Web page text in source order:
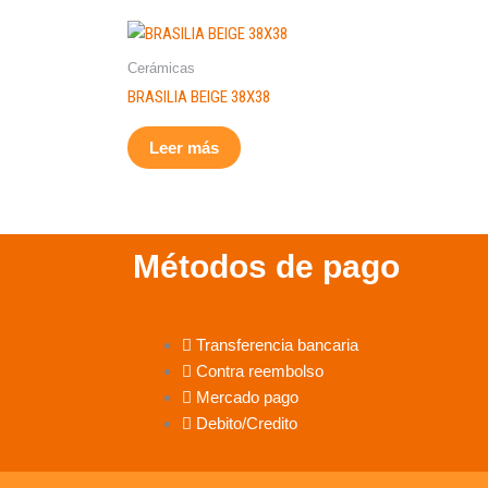
Cerámicas
BRASILIA BEIGE 38X38
Leer más
Métodos de pago
Transferencia bancaria
Contra reembolso
Mercado pago
Debito/Credito